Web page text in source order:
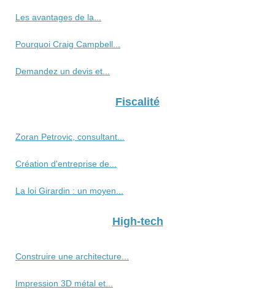
Les avantages de la...
Pourquoi Craig Campbell...
Demandez un devis et...
Fiscalité
Zoran Petrovic, consultant...
Création d'entreprise de...
La loi Girardin : un moyen...
High-tech
Construire une architecture...
Impression 3D métal et...